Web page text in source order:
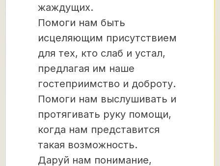
жаждущих.
Помоги нам быть
исцеляющим присутствием
для тех, кто слаб и устал,
предлагая им наше
гостеприимство и доброту.
Помоги нам выслушивать и
протягивать руку помощи,
когда нам представится
такая возможность.
Даруй нам понимание,